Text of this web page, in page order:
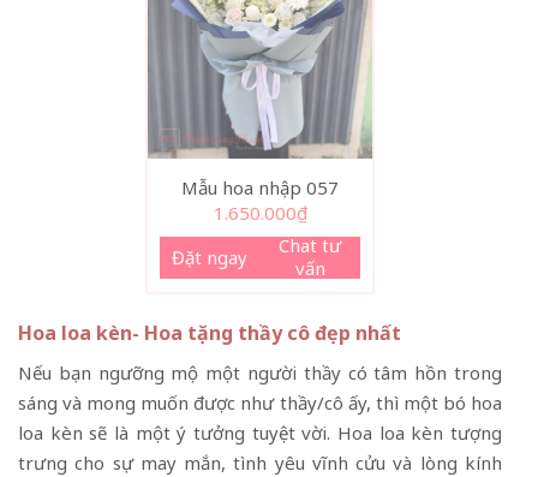
Mẫu hoa nhập 057
1.650.000₫
Đặt ngay
Chat tư
vấn
Hoa loa kèn- Hoa tặng thầy cô đẹp nhất
Nếu bạn ngưỡng mộ một người thầy có tâm hồn trong
sáng và mong muốn được như thầy/cô ấy, thì một bó hoa
loa kèn sẽ là một ý tưởng tuyệt vời. Hoa loa kèn tượng
trưng cho sự may mắn, tình yêu vĩnh cửu và lòng kính